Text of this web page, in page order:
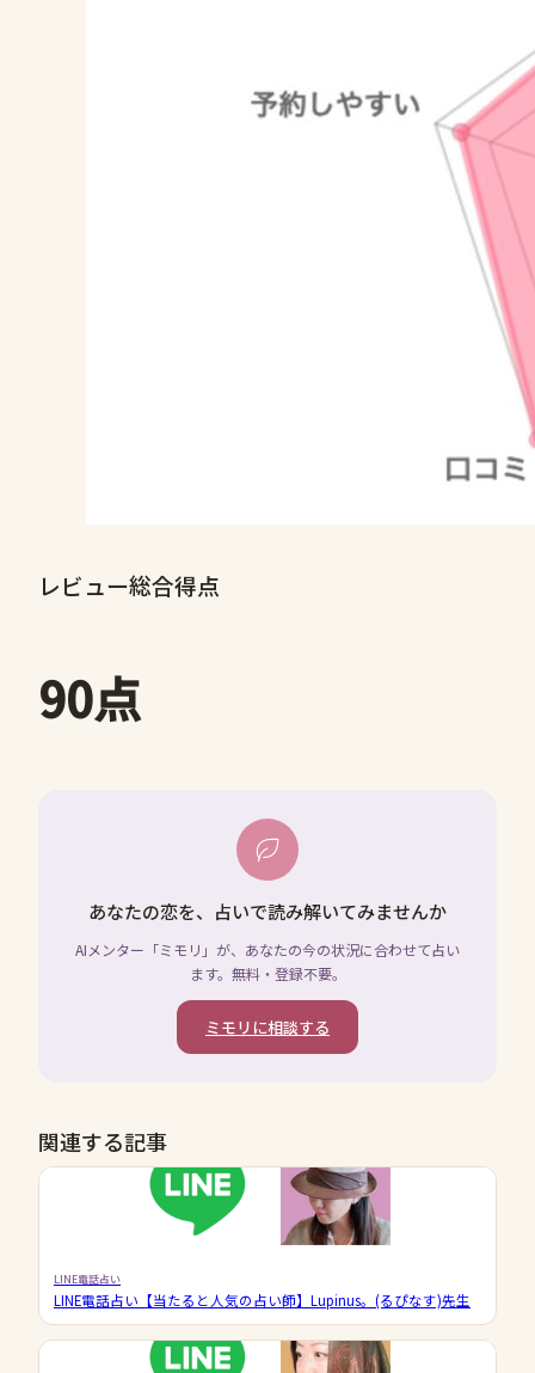
レビュー総合得点
90点
あなたの恋を、占いで読み解いてみませんか
AIメンター「ミモリ」が、あなたの今の状況に合わせて占い
ます。無料・登録不要。
ミモリに相談する
関連する記事
LINE電話占い
LINE電話占い【当たると人気の占い師】Lupinus。(るぴなす)先生